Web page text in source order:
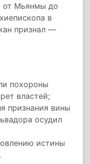
от Мьянмы до
в
признал —
похороны
властей;
признания вины
осудил
истины